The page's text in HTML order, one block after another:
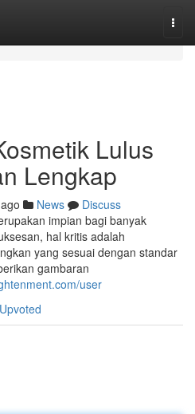
Lulus
Lengkap
News
Discuss
impian bagi banyak
hal kritis adalah
yang sesuai dengan standar
gambaran
user